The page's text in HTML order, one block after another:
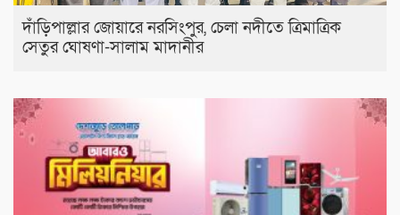
দাঁড়িপাল্লার জোয়ারে নরসিংপুর, চেলা নদীতে ত্রিমাত্রিক
সেতুর ঘোষণা-সালাম মাদানীর